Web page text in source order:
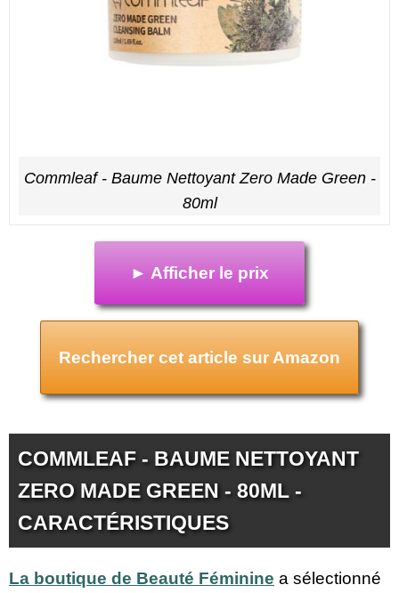
Commleaf - Baume Nettoyant Zero Made Green -
80ml
► Afficher le prix
Rechercher cet article sur Amazon
COMMLEAF - BAUME NETTOYANT
ZERO MADE GREEN - 80ML -
CARACTÉRISTIQUES
La boutique de Beauté Féminine a sélectionné